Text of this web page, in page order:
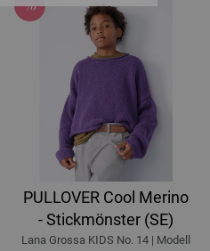
PULLOVER Cool Merino
- Stickmönster (SE)
Lana Grossa KIDS No. 14 | Modell